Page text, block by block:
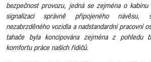
bezpečnost provozu, jedná se zejména o
signalizaci správně připojeného návěsu,
nezabrzděného vozidla a nadstandardní pracovní
tahače byla koncipována zejména z pohledu
komfortu práce našich řidičů.